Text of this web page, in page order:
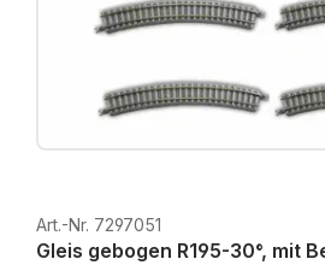
Art.-Nr. 7297051
Gleis gebogen R195-30°, mit